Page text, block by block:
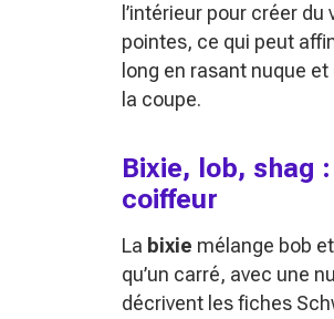
l’intérieur pour créer
pointes, ce qui peut
long en rasant nuque
la coupe.
Bixie, lob, shag
coiffeur
La bixie mélange bob
qu’un carré, avec une
décrivent les fiches